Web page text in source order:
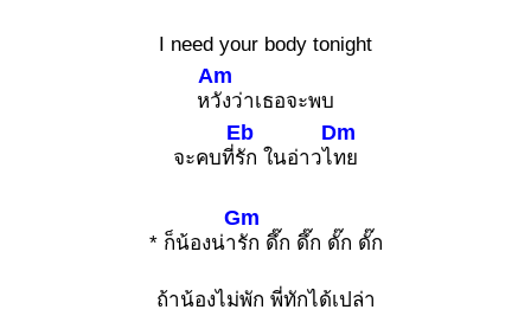
I need your body tonight
ห
Am
วังว่าเธอจะพบ
จะคบที่
Eb
รัก ในอ่าวไ
Dm
ทย
* ก็น้องน่า
Gm
รัก ดึ๊ก ดึ๊ก ดั๊ก ดั๊ก
ถ้าน้องไม่พัก พี่ทักได้เปล่า